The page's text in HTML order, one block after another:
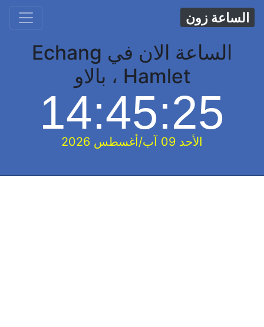
الساعة زون
الساعة الان في Echang
Hamlet ، بالاو
14:45:26
الأحد 09 آب/أغسطس 2026